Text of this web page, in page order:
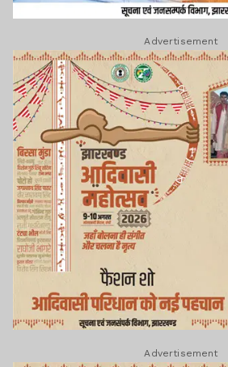
Advertisement
Advertisement